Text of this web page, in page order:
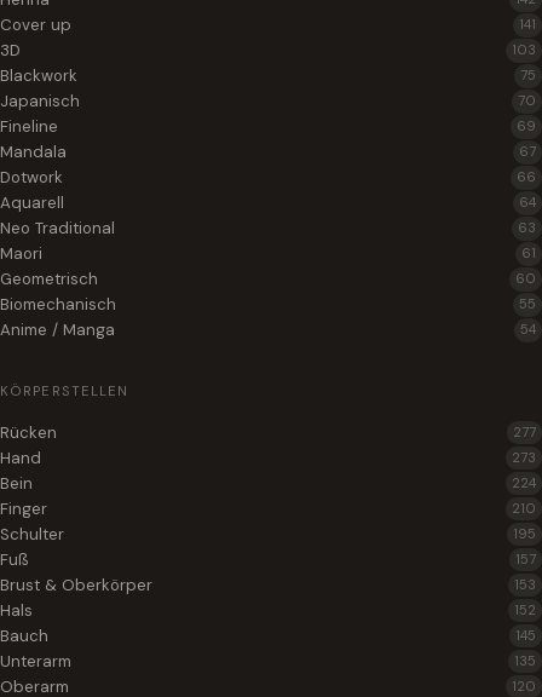
Cover up 141
3D 103
Blackwork 75
Japanisch 70
Fineline 69
Mandala 67
Dotwork 66
Aquarell 64
Neo Traditional 63
Maori 61
Geometrisch 60
Biomechanisch 55
Anime / Manga 54
KÖRPERSTELLEN
Rücken 277
Hand 273
Bein 224
Finger 210
Schulter 195
Fuß 157
Brust & Oberkörper 153
Hals 152
Bauch 145
Unterarm 135
Oberarm 120